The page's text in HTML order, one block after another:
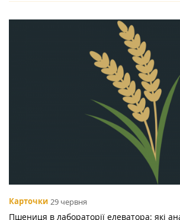
Карточки 29 червня
Пшениця в лабораторії елеватора: які